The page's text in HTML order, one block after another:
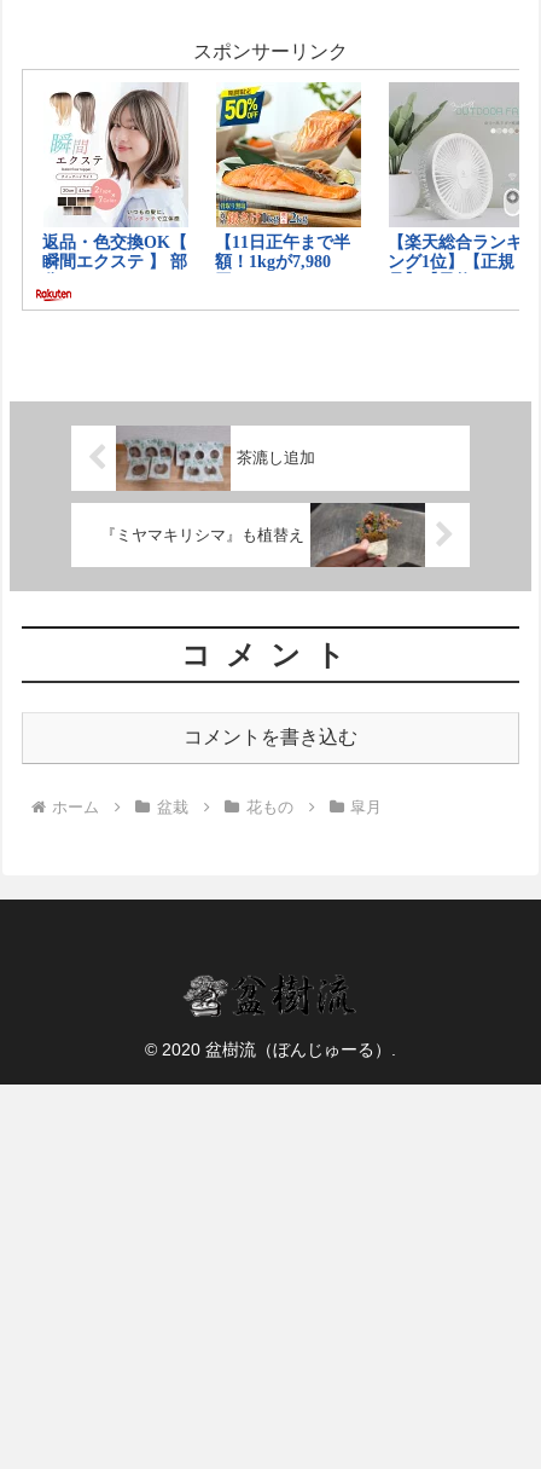
スポンサーリンク
茶漉し追加
『ミヤマキリシマ』も植替え
コメント
コメントを書き込む
ホーム 盆栽 花もの 皐月
© 2020 盆樹流（ぼんじゅーる）.